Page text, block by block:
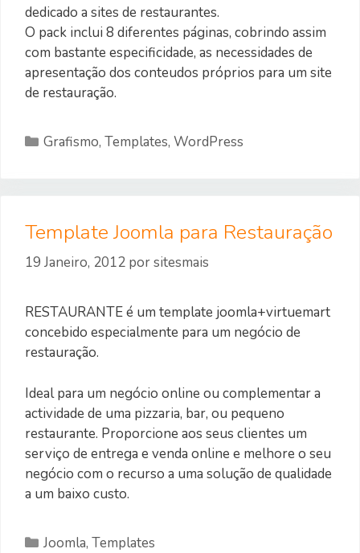
dedicado a sites de restaurantes.
O pack inclui 8 diferentes páginas, cobrindo assim
com bastante especificidade, as necessidades de
apresentação dos conteudos próprios para um site
de restauração.
Categorias
Grafismo,Templates,WordPress
Template Joomla para Restauração
19 Janeiro, 2012 porsitesmais
RESTAURANTE é um template joomla+virtuemart
concebido especialmente para um negócio de
restauração.
Ideal para um negócio online ou complementar a
actividade de uma pizzaria, bar, ou pequeno
restaurante. Proporcione aos seus clientes um
serviço de entrega e venda online e melhore o seu
negócio com o recurso a uma solução de qualidade
a um baixo custo.
Categorias
Joomla,Templates